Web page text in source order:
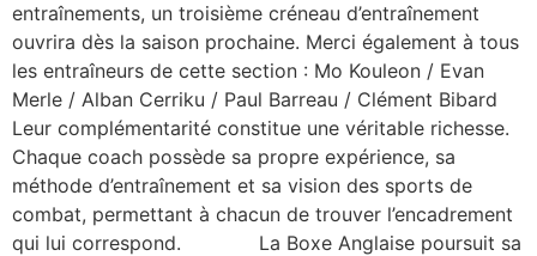
entraînements, un troisième créneau d’entraînement
ouvrira dès la saison prochaine. Merci également à tous
les entraîneurs de cette section : Mo Kouleon / Evan
Merle / Alban Cerriku / Paul Barreau / Clément Bibard
Leur complémentarité constitue une véritable richesse.
Chaque coach possède sa propre expérience, sa
méthode d’entraînement et sa vision des sports de
combat, permettant à chacun de trouver l’encadrement
qui lui correspond. La Boxe Anglaise poursuit sa